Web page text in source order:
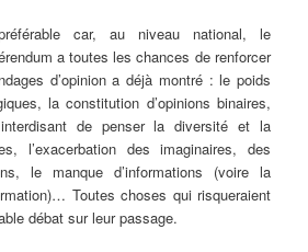
car, au niveau national, le
a toutes les chances de renforcer
d’opinion a déjà montré : le poids
la constitution d’opinions binaires,
de penser la diversité et la
l’exacerbation des imaginaires, des
le manque d’informations (voire la
Toutes choses qui risqueraient
débat sur leur passage.